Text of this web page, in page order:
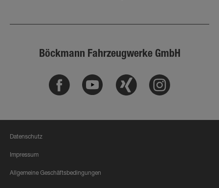
Böckmann Fahrzeugwerke GmbH
Facebook Youtube Xing Instagram
Datenschutz
Impressum
Allgemeine Geschäftsbedingungen